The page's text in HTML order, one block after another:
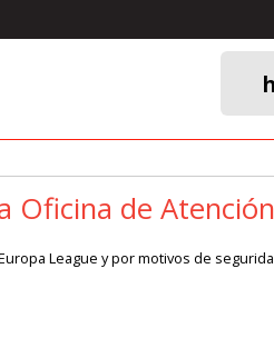
Main
Oficina de
League y por motivos de